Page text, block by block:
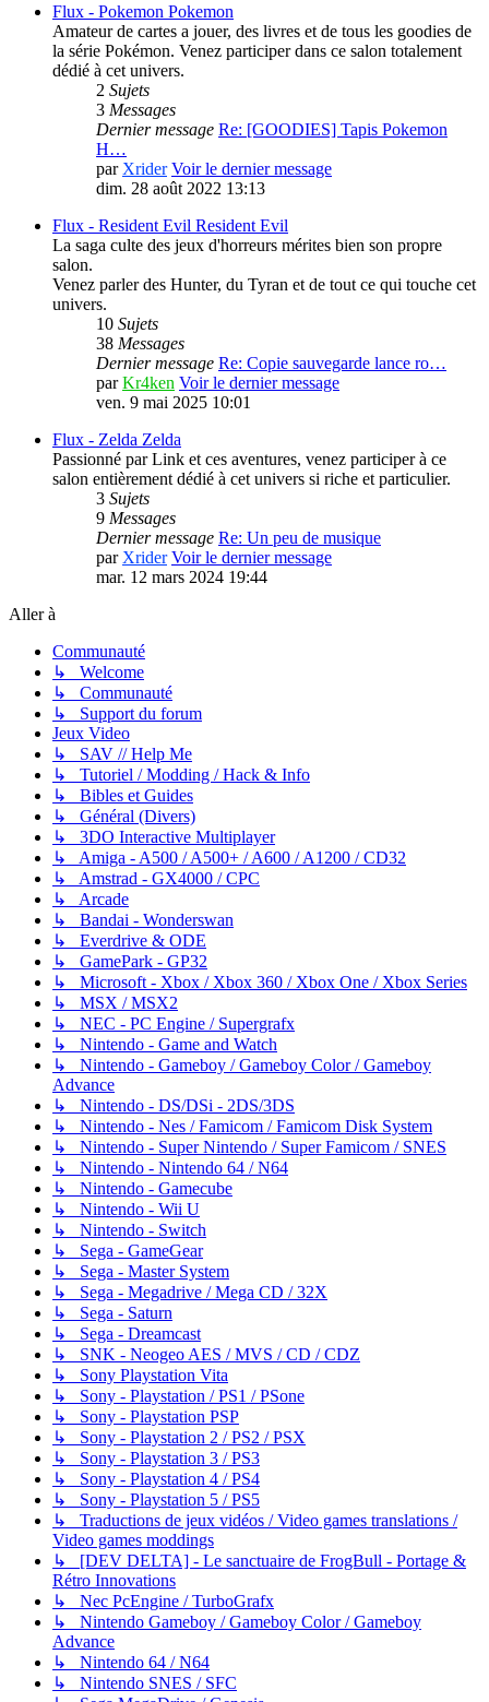
Flux - Pokemon Pokemon
Amateur de cartes a jouer, des livres et de tous les goodies de
la série Pokémon. Venez participer dans ce salon totalement
dédié à cet univers.
2 Sujets
3 Messages
Dernier message Re: [GOODIES] Tapis Pokemon
H…
par Xrider Voir le dernier message
dim. 28 août 2022 13:13
Flux - Resident Evil Resident Evil
La saga culte des jeux d'horreurs mérites bien son propre
salon.
Venez parler des Hunter, du Tyran et de tout ce qui touche cet
univers.
10 Sujets
38 Messages
Dernier message Re: Copie sauvegarde lance ro…
parKr4ken Voir le dernier message
ven. 9 mai 2025 10:01
Flux - Zelda Zelda
Passionné par Link et ces aventures, venez participer à ce
salon entièrement dédié à cet univers si riche et particulier.
3 Sujets
9 Messages
Dernier message Re: Un peu de musique
par Xrider Voir le dernier message
mar. 12 mars 2024 19:44
Aller à
Communauté
↳ Welcome
↳ Communauté
↳ Support du forum
Jeux Video
↳ SAV // Help Me
↳ Tutoriel / Modding / Hack & Info
↳ Bibles et Guides
↳ Général (Divers)
↳ 3DO Interactive Multiplayer
↳ Amiga - A500 / A500+ / A600 / A1200 / CD32
↳ Amstrad - GX4000 / CPC
↳ Arcade
↳ Bandai - Wonderswan
↳ Everdrive & ODE
↳ GamePark - GP32
↳ Microsoft - Xbox / Xbox 360 / Xbox One / Xbox Series
↳ MSX / MSX2
↳ NEC - PC Engine / Supergrafx
↳ Nintendo - Game and Watch
↳ Nintendo - Gameboy / Gameboy Color / Gameboy
Advance
↳ Nintendo - DS/DSi - 2DS/3DS
↳ Nintendo - Nes / Famicom / Famicom Disk System
↳ Nintendo - Super Nintendo / Super Famicom / SNES
↳ Nintendo - Nintendo 64 / N64
↳ Nintendo - Gamecube
↳ Nintendo - Wii U
↳ Nintendo - Switch
↳ Sega - GameGear
↳ Sega - Master System
↳ Sega - Megadrive / Mega CD / 32X
↳ Sega - Saturn
↳ Sega - Dreamcast
↳ SNK - Neogeo AES / MVS / CD / CDZ
↳ Sony Playstation Vita
↳ Sony - Playstation / PS1 / PSone
↳ Sony - Playstation PSP
↳ Sony - Playstation 2 / PS2 / PSX
↳ Sony - Playstation 3 / PS3
↳ Sony - Playstation 4 / PS4
↳ Sony - Playstation 5 / PS5
↳ Traductions de jeux vidéos / Video games translations /
Video games moddings
↳ [DEV DELTA] - Le sanctuaire de FrogBull - Portage &
Rétro Innovations
↳ Nec PcEngine / TurboGrafx
↳ Nintendo Gameboy / Gameboy Color / Gameboy
Advance
↳ Nintendo 64 / N64
↳ Nintendo SNES / SFC